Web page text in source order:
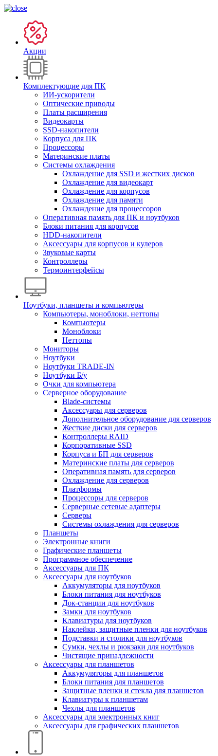
Акции
Комплектующие для ПК
ИИ-ускорители
Оптические приводы
Платы расширения
Видеокарты
SSD-накопители
Корпуса для ПК
Процессоры
Материнские платы
Системы охлаждения
Охлаждение для SSD и жестких дисков
Охлаждение для видеокарт
Охлаждение для корпусов
Охлаждение для памяти
Охлаждение для процессоров
Оперативная память для ПК и ноутбуков
Блоки питания для корпусов
HDD-накопители
Аксессуары для корпусов и кулеров
Звуковые карты
Контроллеры
Термоинтерфейсы
Ноутбуки, планшеты и компьютеры
Компьютеры, моноблоки, неттопы
Компьютеры
Моноблоки
Неттопы
Мониторы
Ноутбуки
Ноутбуки TRADE-IN
Ноутбуки Б/у
Очки для компьютера
Серверное оборудование
Blade-системы
Аксессуары для серверов
Дополнительное оборудование для серверов
Жесткие диски для серверов
Контроллеры RAID
Корпоративные SSD
Корпуса и БП для серверов
Материнские платы для серверов
Оперативная память для серверов
Охлаждение для серверов
Платформы
Процессоры для серверов
Серверные сетевые адаптеры
Серверы
Системы охлаждения для серверов
Планшеты
Электронные книги
Графические планшеты
Программное обеспечение
Аксессуары для ПК
Аксессуары для ноутбуков
Аккумуляторы для ноутбуков
Блоки питания для ноутбуков
Док-станции для ноутбуков
Замки для ноутбуков
Клавиатуры для ноутбуков
Наклейки, защитные пленки для ноутбуков
Подставки и столики для ноутбуков
Сумки, чехлы и рюкзаки для ноутбуков
Чистящие принадлежности
Аксессуары для планшетов
Аккумуляторы для планшетов
Блоки питания для планшетов
Защитные пленки и стекла для планшетов
Клавиатуры к планшетам
Чехлы для планшетов
Аксессуары для электронных книг
Аксессуары для графических планшетов